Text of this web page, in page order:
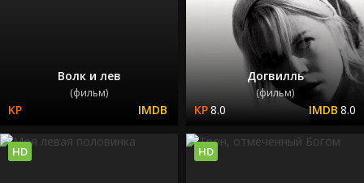
Волк и лев
(фильм)
Догвилль
(фильм)
8.0 8.0
HD HD